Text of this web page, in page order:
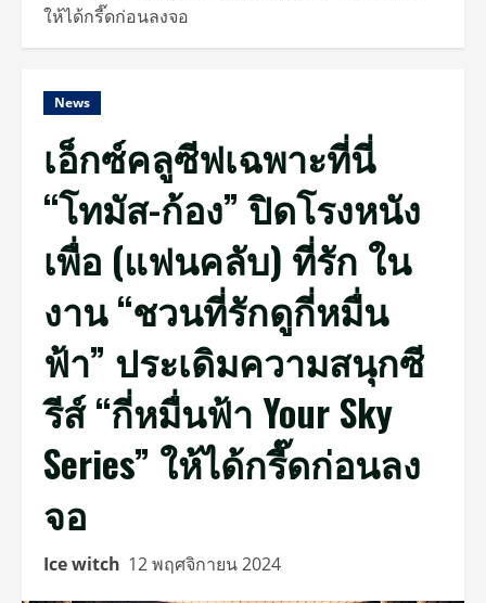
ให้ได้กรี๊ดก่อนลงจอ
News
เอ็กซ์คลูซีฟเฉพาะที่นี่
“โทมัส-ก้อง” ปิดโรงหนัง
เพื่อ (แฟนคลับ) ที่รัก ใน
งาน “ชวนที่รักดูกี่หมื่น
ฟ้า” ประเดิมความสนุกซี
รีส์ “กี่หมื่นฟ้า Your Sky
Series” ให้ได้กรี๊ดก่อนลง
จอ
Ice witch 12 พฤศจิกายน 2024